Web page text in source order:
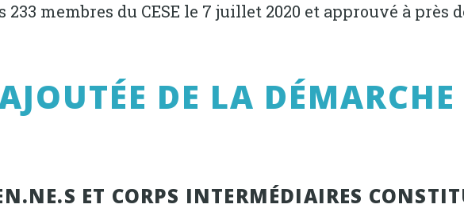
membres du CESE le 7 juillet 2020 et approuvé à près
DE LA DÉMARCHE
ET CORPS INTERMÉDIAIRES